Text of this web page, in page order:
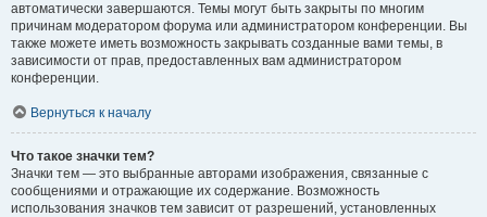
автоматически завершаются. Темы могут быть закрыты по многим
причинам модератором форума или администратором конференции. Вы
также можете иметь возможность закрывать созданные вами темы, в
зависимости от прав, предоставленных вам администратором
конференции.
Вернуться к началу
Что такое значки тем?
Значки тем — это выбранные авторами изображения, связанные с
сообщениями и отражающие их содержание. Возможность
использования значков тем зависит от разрешений, установленных